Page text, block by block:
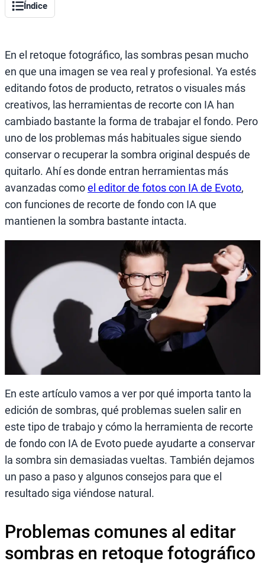
Índice
En el retoque fotográfico, las sombras pesan mucho
en que una imagen se vea real y profesional. Ya estés
editando fotos de producto, retratos o visuales más
creativos, las herramientas de recorte con IA han
cambiado bastante la forma de trabajar el fondo. Pero
uno de los problemas más habituales sigue siendo
conservar o recuperar la sombra original después de
quitarlo. Ahí es donde entran herramientas más
avanzadas comoel editor de fotos con IA de Evoto,
con funciones de recorte de fondo con IA que
mantienen la sombra bastante intacta.
En este artículo vamos a ver por qué importa tanto la
edición de sombras, qué problemas suelen salir en
este tipo de trabajo y cómo la herramienta de recorte
de fondo con IA de Evoto puede ayudarte a conservar
la sombra sin demasiadas vueltas. También dejamos
un paso a paso y algunos consejos para que el
resultado siga viéndose natural.
Problemas comunes al editar
sombras en retoque fotográfico